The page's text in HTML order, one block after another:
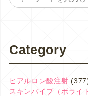
Category
ヒアルロン酸注射
スキンバイブ（ボライ